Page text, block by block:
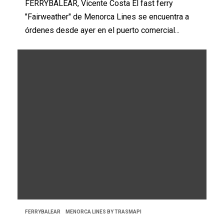
FERRYBALEAR, Vicente Costa El fast ferry
"Fairweather" de Menorca Lines se encuentra a
órdenes desde ayer en el puerto comercial...
FERRYBALEAR MENORCA LINES BY TRASMAPI